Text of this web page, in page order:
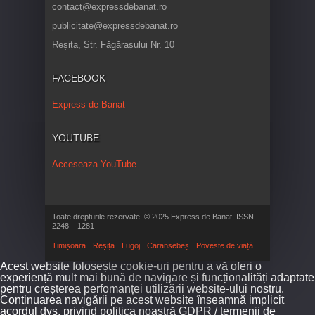
contact@expressdebanat.ro
publicitate@expressdebanat.ro
Reșița, Str. Făgărașului Nr. 10
FACEBOOK
Express de Banat
YOUTUBE
Acceseaza YouTube
Toate drepturile rezervate. © 2025 Express de Banat. ISSN
2248 – 1281
Timișoara Reșița Lugoj Caransebeș Poveste de viață
Acest website folosește cookie-uri pentru a vă oferi o
experiență mult mai bună de navigare și funcționalități adaptate
pentru creșterea perfomanței utilizării website-ului nostru.
Continuarea navigării pe acest website înseamnă implicit
acordul dvs. privind politica noastră GDPR / termenii de